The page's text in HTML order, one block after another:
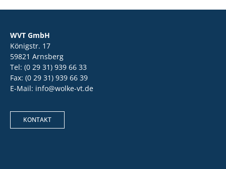
WVT GmbH
Königstr. 17
59821 Arnsberg
Tel: (0 29 31) 939 66 33
Fax: (0 29 31) 939 66 39
E-Mail: info@wolke-vt.de
KONTAKT